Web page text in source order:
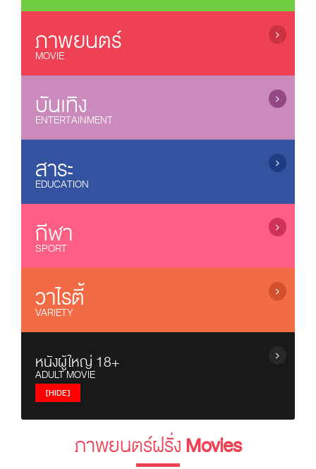
ซีรี่ย์จีน (เสียงไทย) / Chinese Series
ละครไทย (อวสาน) / Thai Dramas (ended)
ละครไทย (ออนแอร์) / Thai Dramas (On air)
ซีรี่ส์วาย / Boys Love Series
ซีรี่ย์ฝรั่ง / US Series
ซีรี่ย์ฟิลิปปินส์ / Filipino Series
ซิทคอม / Sitcom
ข่าว / News
ข่าวบันเทิง / Entertainment News
ภาพยนตร์
MOVIE
ภาพยนตร์ไทย / Thai Movies
ภาพยนตร์แอนนิเมชั่น / Animation
หนังไทยใหม่ / New Thai Movies
หนังดังช่อง 3, 7, 9, One
ภาพยนตร์อินเดีย / Indian Movies
ภาพยนตร์ญี่ปุ่น / Japanese Movies
ภาพยนตร์ฝรั่ง / Movies
แกะกล่องหนังไทย / Old Thai Movies
บันเทิง
ENTERTAINMENT
การ์ตูน / Cartoons
เกมส์โชว์ / Game Shows
รายการเพลง&คอนเสิร์ต / Music&Concert
สาระ
EDUCATION
รายการสารคดี / Documentary
บ้านและเทคโนโลยี / Home & Technology
รายการสุขภาพ / Health Variety
รายการส่งเสริมความรู้ / Knowledge
กีฬา
SPORT
รายการกีฬา / Sports
โอลิมปิก 2024 / Olympic 2024
Riyadh World Combat Games
ยูฟ่า / UEFA Champions League
ไทยพรีเมียร์ลีก / Thai Premier League
บอลถ้วย+บอลกระชับมิตร+บอลอื่นๆ
พรีเมียร์ลีก / Premier League
ซีเกมส์ 2025 / SeaGames 2025
วาไรตี้
VARIETY
เรียลลิตี้โชว์ / Reality & Singing Contest
ทอล์กโชว์ / Talk Shows
วาไรตี้โชว์ / Variety Shows
รายการอาหาร / Cooking Shows
รายการท่องเที่ยว / Travel Show
เรื่องวิญญาณและสิ่งลี้ลับ / Mysteries Show
รายการเกาหลี / Korean Show
หนังผู้ใหญ่ 18+
ADULT MOVIE
[HIDE]
หนังผู้ใหญ่ญี่ปุ่น
หนังผู้ใหญ่ฝรั่งภาพยนตร์ฝรั่งMovies